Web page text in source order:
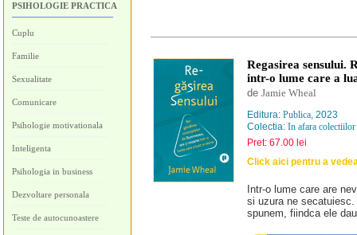
PSIHOLOGIE PRACTICA
Cuplu
Familie
Sexualitate
Comunicare
Psihologie motivationala
Inteligenta
Psihologia in business
Dezvoltare personala
Teste de autocunoastere
Regasirea sensului.
intr-o lume care a
de Jamie Wheal
Editura: Publica, 2023
Colectia: In afara colectiilor
Pret: 67.00 lei
Click aici pentru a
Intr-o lume care are
si uzura ne
spunem, fiindca ele